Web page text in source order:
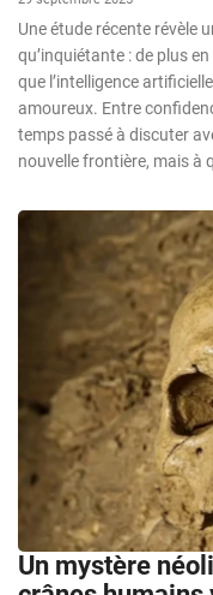
Une étude récente révèle
qu’inquiétante : de plus
que l’intelligence
amoureux. Entre
temps passé à discuter
nouvelle frontière, mais à
Un mystère